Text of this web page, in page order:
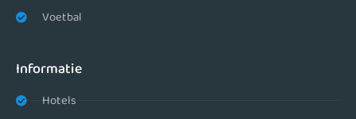
Voetbal
Informatie
Hotels